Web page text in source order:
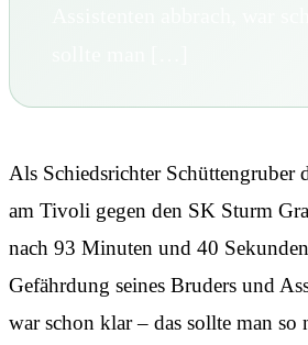
Als Schiedsrichter Schüttengruber
am Tivoli gegen den SK Sturm
nach 93 Minuten und 40
Gefährdung seines Bruders und
war schon klar – das sollte man so